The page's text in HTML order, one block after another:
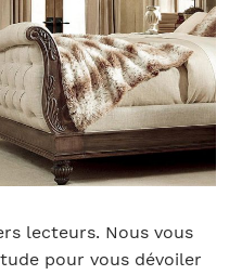
lecteurs. Nous vous
pour vous dévoiler